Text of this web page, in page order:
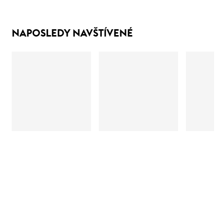
NAPOSLEDY NAVŠTÍVENÉ